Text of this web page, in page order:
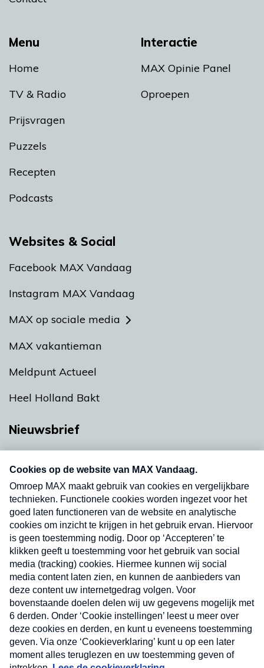
Menu
Home
TV & Radio
Prijsvragen
Puzzels
Recepten
Podcasts
Interactie
MAX Opinie Panel
Oproepen
Websites & Social
Facebook MAX Vandaag
Instagram MAX Vandaag
MAX op sociale media
MAX vakantieman
Meldpunt Actueel
Heel Holland Bakt
Nieuwsbrief
nieuwsbrief. Elke vrijdag- en dinsdagochtend in
uw mailbox.
Verzend
Nieuwsbrief
Neem hier een gratis abonnement op onze
nieuwsbrief. Elke vrijdag- en dinsdagochtend in uw